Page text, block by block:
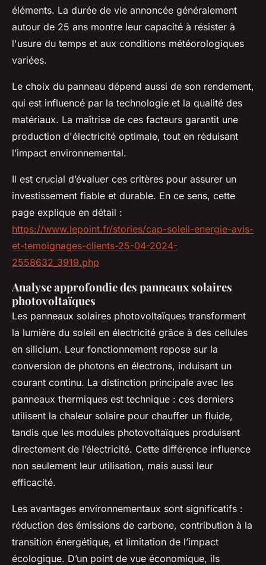
éléments. La durée de vie annoncée généralement
autour de 25 ans montre leur capacité à résister à
l'usure du temps et aux conditions météorologiques
variées.
Le choix du panneau dépend aussi de son rendement,
qui est influencé par la technologie et la qualité des
matériaux. La maîtrise de ces facteurs garantit une
production d'électricité optimale, tout en réduisant
l’impact environnemental.
Il est crucial d’évaluer ces critères pour assurer un
investissement fiable et durable. En ce sens, cette
page explique en détail :
https://www.lepoint.fr/stories/cap-soleil-energie-avis-
et-temoignages-clients-25-04-2024-
2558632_3919.php
Analyse approfondie des panneaux solaires
photovoltaïques
Les panneaux solaires photovoltaïques transforment
la lumière du soleil en électricité grâce à des cellules
en silicium. Leur fonctionnement repose sur la
conversion de photons en électrons, induisant un
courant continu. La distinction principale avec les
panneaux thermiques est technique : ces derniers
utilisent la chaleur solaire pour chauffer un fluide,
tandis que les modules photovoltaïques produisent
directement de l’électricité. Cette différence influence
non seulement leur utilisation, mais aussi leur
efficacité.
Les avantages environnementaux sont significatifs :
réduction des émissions de carbone, contribution à la
transition énergétique, et limitation de l’impact
écologique. D’un point de vue économique, ils